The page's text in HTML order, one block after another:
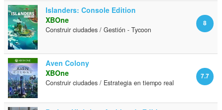
Islanders: Console Edition
8
XBOne
Construir ciudades / Gestión - Tycoon
Aven Colony
7.7
XBOne
Construir ciudades / Estrategia en tiempo real